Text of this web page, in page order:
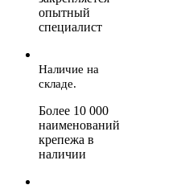
опытный
специалист
Наличие на
складе.
Более 10 000
наименований
крепежа в
наличии